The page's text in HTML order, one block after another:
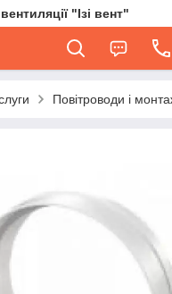
"Ізі вент"
Повітроводи і